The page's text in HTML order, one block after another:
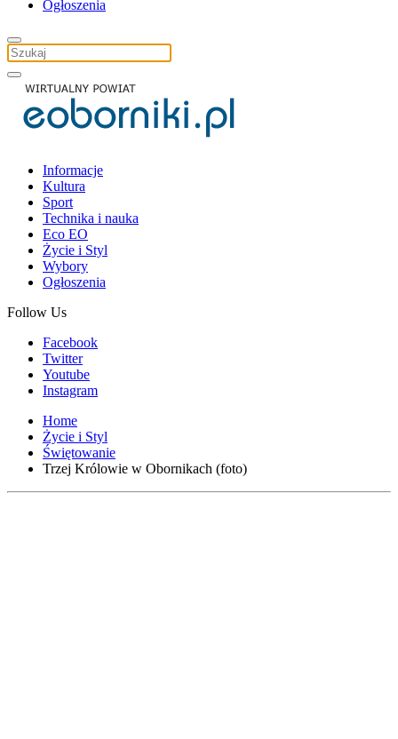
Ogłoszenia
Informacje
Kultura
Sport
Technika i nauka
Eco EO
Życie i Styl
Wybory
Ogłoszenia
Follow Us
Facebook
Twitter
Youtube
Instagram
Home
Życie i Styl
Świętowanie
Trzej Królowie w Obornikach (foto)